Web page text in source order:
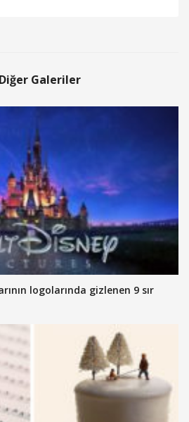
Galeriler
logolarında gizlenen 9 sır